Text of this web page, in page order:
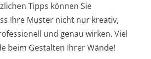
Tipps können Sie
Ihre Muster nicht nur kreativ,
und genau wirken. Viel
beim Gestalten Ihrer Wände!